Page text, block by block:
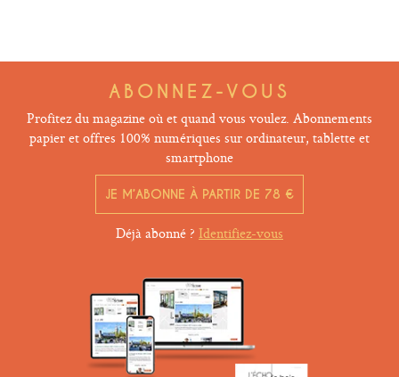
ABONNEZ-VOUS
Profitez du magazine où et quand vous voulez. Abonnements
papier et offres 100% numériques sur ordinateur, tablette et
smartphone
JE M’ABONNE À PARTIR DE 78 €
Déjà abonné ? Identifiez-vous